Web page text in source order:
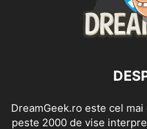
DreamGeek.ro este cel
peste 2000 de vise